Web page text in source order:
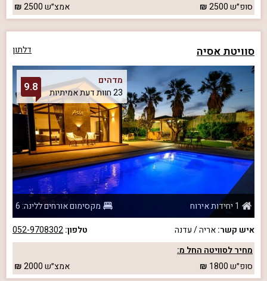
סופ״ש2500 אמצ״ש2500
סוויטת אסיה דלתון
מדהים
23 חוות דעת אמיתיות
9.8
1 יחידות אירוח
מקסימום אורחים ללינה: 6
איש קשר:אריה / עדנה טלפון:052-9708302
מחיר לסוויטה החל מ:
סופ״ש1800 אמצ״ש2000